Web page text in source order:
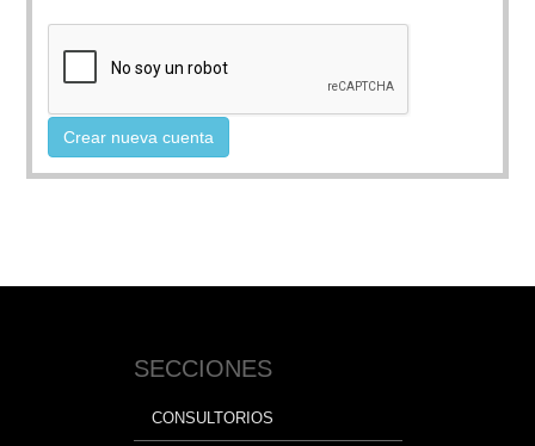
Crear nueva cuenta
SECCIONES
CONSULTORIOS